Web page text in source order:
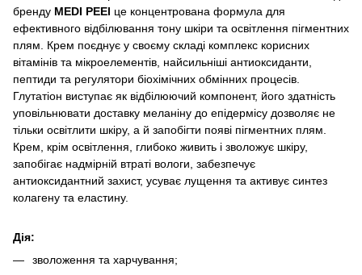
бренду MEDI PEEl це концентрована формула для
ефективного відбілювання тону шкіри та освітлення пігментних
плям. Крем поєднує у своєму складі комплекс корисних
вітамінів та мікроелементів, найсильніші антиоксиданти,
пептиди та регулятори біохімічних обмінних процесів.
Глутатіон виступає як відбілюючий компонент, його здатність
уповільнювати доставку меланіну до епідермісу дозволяє не
тільки освітлити шкіру, а й запобігти появі пігментних плям.
Крем, крім освітлення, глибоко живить і зволожує шкіру,
запобігає надмірній втраті вологи, забезпечує
антиоксидантний захист, усуває лущення та активує синтез
колагену та еластину.
Дія:
зволоження та харчування;